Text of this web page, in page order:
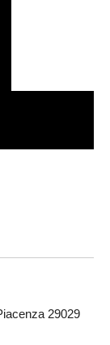
29029